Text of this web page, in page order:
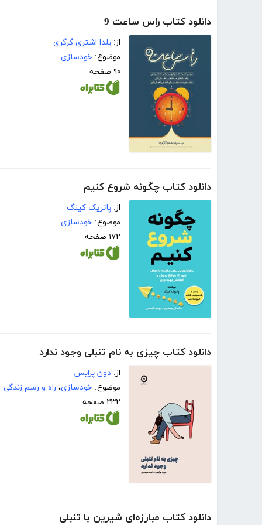
دانلود کتاب راس ساعت 9
از: یلدا اشتری گرگری
موضوع: خودسازی
۹۰ صفحه
دانلود کتاب چگونه شروع کنیم
از: پاتریک کینگ
موضوع: خودسازی
۱۷۲ صفحه
دانلود کتاب چیزی به نام تنبلی وجود ندارد
از: دون پرایس
موضوع: خودسازی، راه و رسم زندگی
۲۳۲ صفحه
دانلود کتاب مبارزه‌ای شیرین با تنبلی